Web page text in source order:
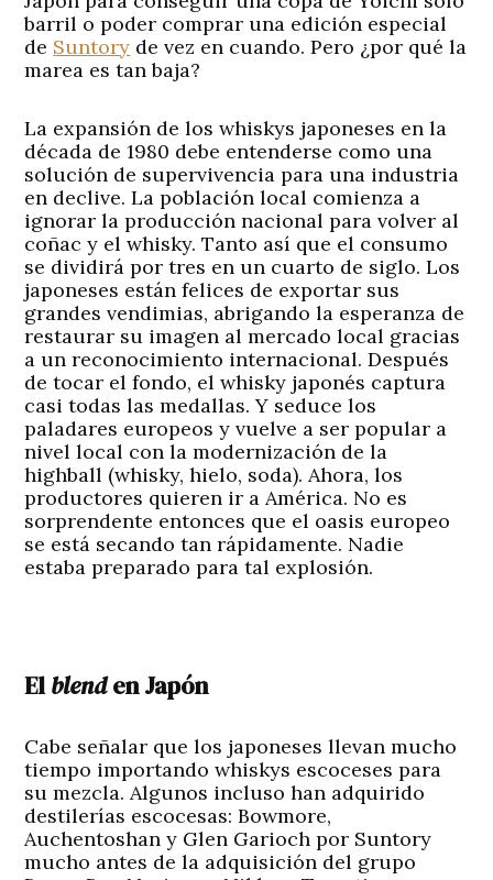
barril o poder comprar una edición especial
de Suntory de vez en cuando. Pero ¿por qué la
marea es tan baja?
La expansión de los whiskys japoneses en la
década de 1980 debe entenderse como una
solución de supervivencia para una industria
en declive. La población local comienza a
ignorar la producción nacional para volver al
coñac y el whisky. Tanto así que el consumo
se dividirá por tres en un cuarto de siglo. Los
japoneses están felices de exportar sus
grandes vendimias, abrigando la esperanza de
restaurar su imagen al mercado local gracias
a un reconocimiento internacional. Después
de tocar el fondo, el whisky japonés captura
casi todas las medallas. Y seduce los
paladares europeos y vuelve a ser popular a
nivel local con la modernización de la
highball (whisky, hielo, soda). Ahora, los
productores quieren ir a América. No es
sorprendente entonces que el oasis europeo
se está secando tan rápidamente. Nadie
estaba preparado para tal explosión.
Elblenden Japón
Cabe señalar que los japoneses llevan mucho
tiempo importando whiskys escoceses para
su mezcla. Algunos incluso han adquirido
destilerías escocesas: Bowmore,
Auchentoshan y Glen Garioch por Suntory
mucho antes de la adquisición del grupo